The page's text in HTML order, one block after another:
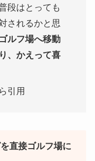
段はとっても
されるかと思
ルフ場へ移動
、かえって喜
引用
直接ゴルフ場に